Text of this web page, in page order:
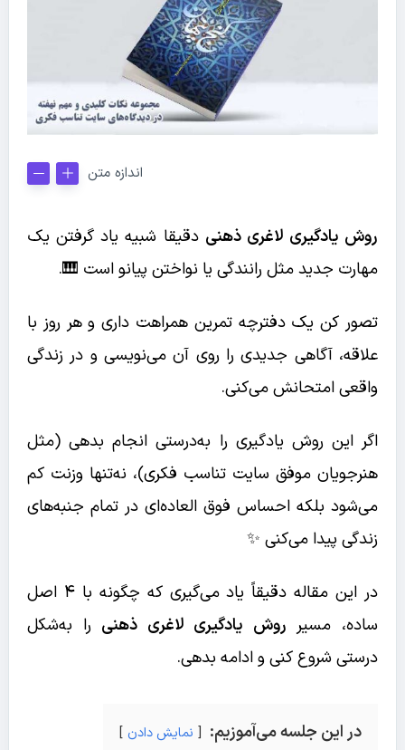
اندازه متن
روش یادگیری لاغری ذهنی دقیقا شبیه یاد گرفتن یک
مهارت جدید مثل رانندگی یا نواختن پیانو است 🎹.
تصور کن یک دفترچه تمرین همراهت داری و هر روز با
علاقه، آگاهی جدیدی را روی آن می‌نویسی و در زندگی
واقعی امتحانش می‌کنی.
اگر این روش یادگیری را به‌درستی انجام بدهی (مثل
هنرجویان موفق سایت تناسب فکری)، نه‌تنها وزنت کم
می‌شود بلکه احساس فوق العاده‌ای در تمام جنبه‌های
زندگی پیدا می‌کنی ✨
در این مقاله دقیقاً یاد می‌گیری که چگونه با ۴ اصل
ساده، مسیر روش یادگیری لاغری ذهنی را به‌شکل
درستی شروع کنی و ادامه بدهی.
در این جلسه می‌آموزیم: نمایش دادن